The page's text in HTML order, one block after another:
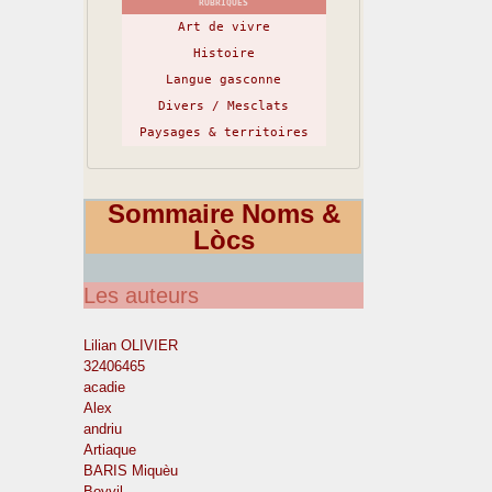
RUBRIQUES
Art de vivre
Histoire
Langue gasconne
Divers / Mesclats
Paysages & territoires
Sommaire Noms &
Lòcs
Les auteurs
Lilian OLIVIER
32406465
acadie
Alex
andriu
Artiaque
BARIS Miquèu